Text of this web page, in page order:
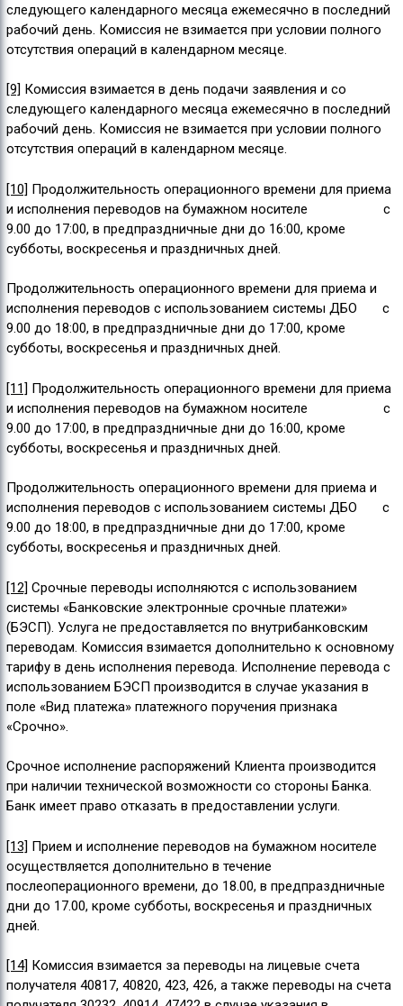
следующего календарного месяца ежемесячно в последний
рабочий день. Комиссия не взимается при условии полного
отсутствия операций в календарном месяце.
[9] Комиссия взимается в день подачи заявления и со
следующего календарного месяца ежемесячно в последний
рабочий день. Комиссия не взимается при условии полного
отсутствия операций в календарном месяце.
[10] Продолжительность операционного времени для приема
и исполнения переводов на бумажном носителе с
9.00 до 17:00, в предпраздничные дни до 16:00, кроме
субботы, воскресенья и праздничных дней.
Продолжительность операционного времени для приема и
исполнения переводов с использованием системы ДБО с
9.00 до 18:00, в предпраздничные дни до 17:00, кроме
субботы, воскресенья и праздничных дней.
[11] Продолжительность операционного времени для приема
и исполнения переводов на бумажном носителе с
9.00 до 17:00, в предпраздничные дни до 16:00, кроме
субботы, воскресенья и праздничных дней.
Продолжительность операционного времени для приема и
исполнения переводов с использованием системы ДБО с
9.00 до 18:00, в предпраздничные дни до 17:00, кроме
субботы, воскресенья и праздничных дней.
[12] Срочные переводы исполняются c использованием
системы «Банковские электронные срочные платежи»
(БЭСП). Услуга не предоставляется по внутрибанковским
переводам. Комиссия взимается дополнительно к основному
тарифу в день исполнения перевода. Исполнение перевода с
использованием БЭСП производится в случае указания в
поле «Вид платежа» платежного поручения признака
«Срочно».
Срочное исполнение распоряжений Клиента производится
при наличии технической возможности со стороны Банка.
Банк имеет право отказать в предоставлении услуги.
[13] Прием и исполнение переводов на бумажном носителе
осуществляется дополнительно в течение
послеоперационного времени, до 18.00, в предпраздничные
дни до 17.00, кроме субботы, воскресенья и праздничных
дней.
[14] Комиссия взимается за переводы на лицевые счета
получателя 40817, 40820, 423, 426, а также переводы на счета